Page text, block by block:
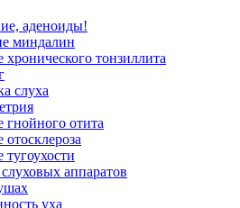
аденоиды!
миндалин
хронического тонзиллита
слуха
гнойного отита
отосклероза
тугоухости
аппаратов
уха